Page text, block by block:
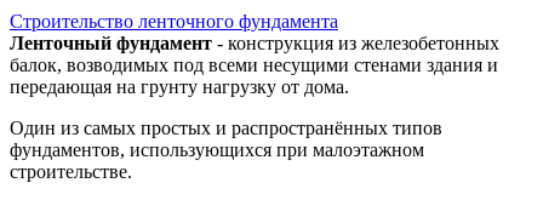
Строительство ленточного фундамента
Ленточный фундамент - конструкция из железобетонных
балок, возводимых под всеми несущими стенами здания и
передающая на грунту нагрузку от дома.
Один из самых простых и распространённых типов
фундаментов, использующихся при малоэтажном
строительстве.